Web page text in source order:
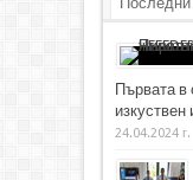
Първата в
изкуствен
24.04.2024 г.